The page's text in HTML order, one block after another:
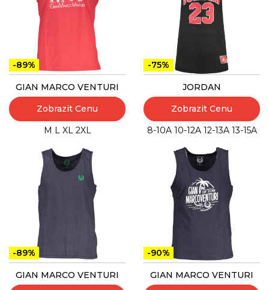
-89%
GIAN MARCO VENTURI
Zobrazit Cenu
M L XL 2XL
-75%
JORDAN
Zobrazit Cenu
8-10A 10-12A 12-13A 13-15A
-89%
GIAN MARCO VENTURI
-90%
GIAN MARCO VENTURI